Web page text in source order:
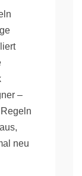
–
neu